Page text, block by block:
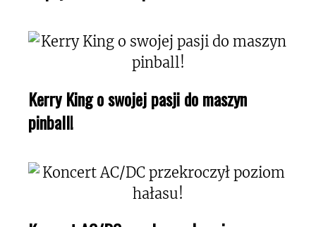
Kerry King o swojej pasji do maszyn
pinball!